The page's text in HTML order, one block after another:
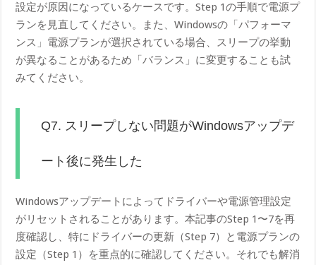
設定が原因になっているケースです。Step 1の手順で電源プ
ランを見直してください。また、Windowsの「パフォーマ
ンス」電源プランが選択されている場合、スリープの挙動
が異なることがあるため「バランス」に変更することも試
みてください。
Q7. スリープしない問題がWindowsアップデ
ート後に発生した
Windowsアップデートによってドライバーや電源管理設定
がリセットされることがあります。本記事のStep 1〜7を再
度確認し、特にドライバーの更新（Step 7）と電源プランの
設定（Step 1）を重点的に確認してください。それでも解消